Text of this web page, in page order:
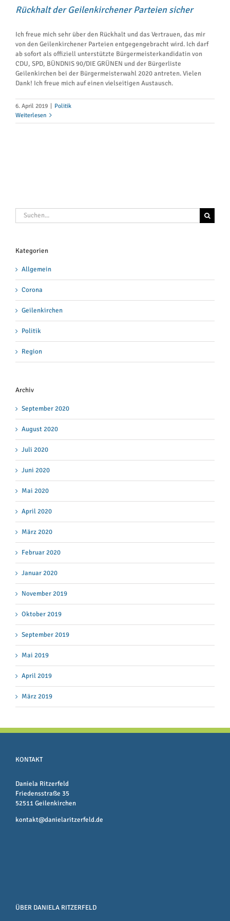
Rückhalt der Geilenkirchener Parteien sicher
Ich freue mich sehr über den Rückhalt und das Vertrauen, das mir
von den Geilenkirchener Parteien entgegengebracht wird. Ich darf
ab sofort als offiziell unterstützte Bürgermeisterkandidatin von
CDU, SPD, BÜNDNIS 90/DIE GRÜNEN und der Bürgerliste
Geilenkirchen bei der Bürgermeisterwahl 2020 antreten. Vielen
Dank! Ich freue mich auf einen vielseitigen Austausch.
6. April 2019
Politik
Weiterlesen
Suche
nach:
Kategorien
Allgemein
Corona
Geilenkirchen
Politik
Region
Archiv
September 2020
August 2020
Juli 2020
Juni 2020
Mai 2020
April 2020
März 2020
Februar 2020
Januar 2020
November 2019
Oktober 2019
September 2019
Mai 2019
April 2019
März 2019
KONTAKT
Daniela Ritzerfeld
Friedensstraße 35
52511 Geilenkirchen
kontakt@danielaritzerfeld.de
ÜBER DANIELA RITZERFELD